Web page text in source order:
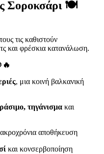
Σοροκσάρι 🍽️
τις καθιστούν
και φρέσκια κατανάλωση.
, μια κοινή βαλκανική
τηγάνισμα και
αποθήκευση
και κονσερβοποίηση